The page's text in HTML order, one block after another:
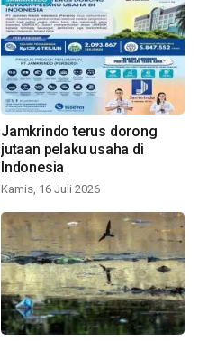
Jamkrindo terus dorong
jutaan pelaku usaha di
Indonesia
Kamis, 16 Juli 2026